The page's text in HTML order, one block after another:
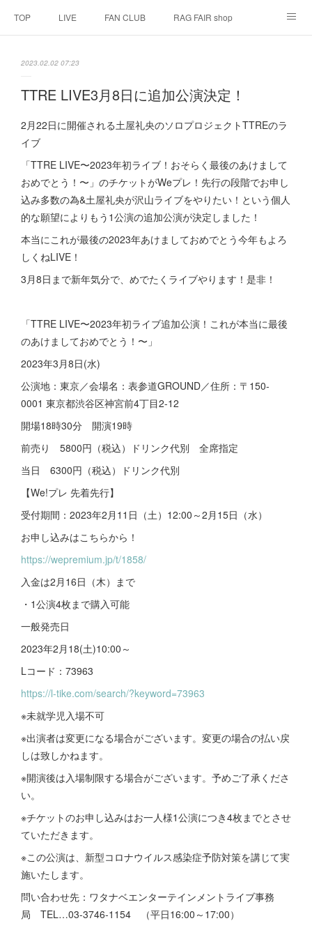
TOP LIVE FAN CLUB RAG FAIR shop
2023.02.02 07:23
TTRE LIVE3月8日に追加公演決定！
2月22日に開催される土屋礼央のソロプロジェクトTTREのラ
イブ
「TTRE LIVE〜2023年初ライブ！おそらく最後のあけまして
おめでとう！〜」のチケットがWeプレ！先行の段階でお申し
込み多数の為&土屋礼央が沢山ライブをやりたい！という個人
的な願望によりもう1公演の追加公演が決定しました！
本当にこれが最後の2023年あけましておめでとう今年もよろ
しくねLIVE！
3月8日まで新年気分で、めでたくライブやります！是非！
「TTRE LIVE〜2023年初ライブ追加公演！これが本当に最後
のあけましておめでとう！〜」
2023年3月8日(水)
公演地：東京／会場名：表参道GROUND／住所：〒150-
0001 東京都渋谷区神宮前4丁目2-12
開場18時30分 開演19時
前売り 5800円（税込）ドリンク代別 全席指定
当日 6300円（税込）ドリンク代別
【We!プレ 先着先行】
受付期間：2023年2月11日（土）12:00～2月15日（水）
お申し込みはこちらから！
https://wepremium.jp/t/1858/
入金は2月16日（木）まで
・1公演4枚まで購入可能
一般発売日
2023年2月18(土)10:00～
Lコード：73963
https://l-tike.com/search/?keyword=73963
※未就学児入場不可
※出演者は変更になる場合がございます。変更の場合の払い戻
しは致しかねます。
※開演後は入場制限する場合がございます。予めご了承くださ
い。
※チケットのお申し込みはお一人様1公演につき4枚までとさせ
ていただきます。
※この公演は、新型コロナウイルス感染症予防対策を講じて実
施いたします。
問い合わせ先：ワタナベエンターテインメントライブ事務
局 TEL…03-3746-1154 （平日16:00～17:00）